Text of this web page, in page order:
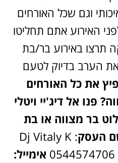
וגם שכל האורחים
האירוע אתם תחליטו
תרצו באירוע בר/בת
את הערב בדיוק לטעם
את כל האורחים
פנו אל דיג'יי ויטלי
בר מצווה או בת
העסק : ‎Dj Vitaly K
אימייל: